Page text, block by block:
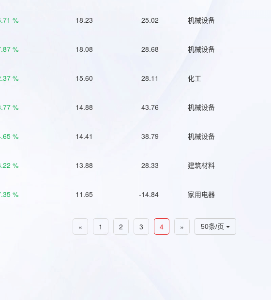
% 18.23 25.02 机械设备
% 18.08 28.68 机械设备
% 15.60 28.11 化工
% 14.88 43.76 机械设备
% 14.41 38.79 机械设备
% 13.88 28.33 建筑材料
% 11.65 -14.84 家用电器
50条/页
« 1 2 3 4 »